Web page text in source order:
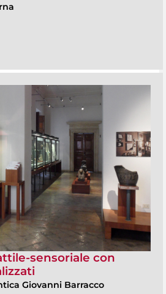
sensoriale con
Giovanni Barracco